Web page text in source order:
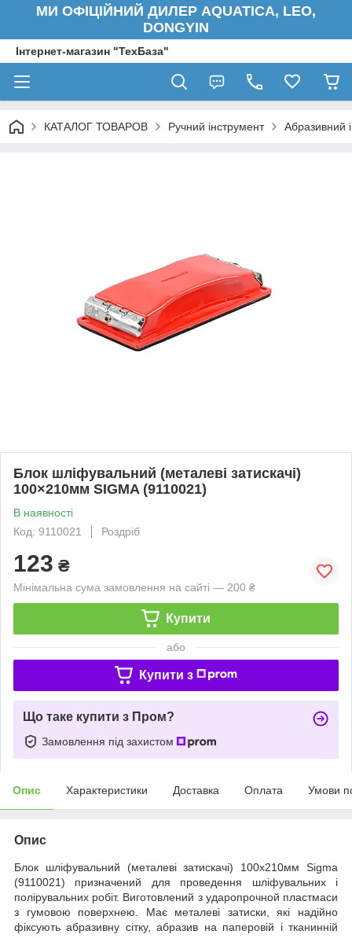
МИ ОФІЦІЙНИЙ ДИЛЕР AQUATICA, LEO,
DONGYIN
Інтернет-магазин "ТехБаза"
КАТАЛОГ ТОВАРОВ Ручний інструмент Абразивний
Блок шліфувальний (металеві затискачі)
100×210мм SIGMA (9110021)
В наявності
Код: 9110021
Роздріб
123 ₴
Мінімальна сума замовлення на сайті — 200 ₴
Купити
або
Купити з
Що таке купити з Пром?
Замовлення під захистом
Опис Характеристики Доставка Оплата Умови
Опис
Блок шліфувальний (металеві затискачі) 100х210мм Sigma
(9110021) призначений для проведення шліфувальних і
полірувальних робіт. Виготовлений з ударопрочной пластмаси
з гумовою поверхнею. Має металеві затиски, які надійно
фіксують абразивну сітку, абразив на паперовій і тканинній